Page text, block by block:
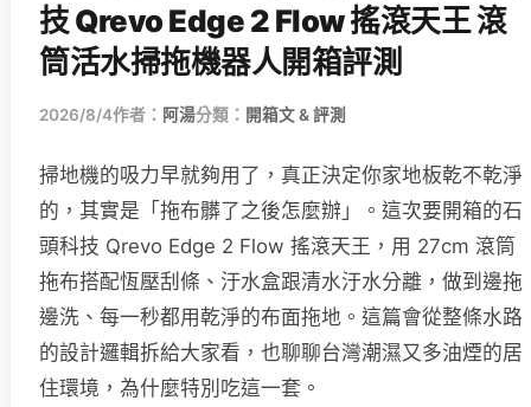
技 Qrevo Edge 2 Flow 搖滾天王 滾
筒活水掃拖機器人開箱評測
2026/8/4作者： 阿湯分類： 開箱文 & 評測
掃地機的吸力早就夠用了，真正決定你家地板乾不乾淨
的，其實是「拖布髒了之後怎麼辦」。這次要開箱的石
頭科技 Qrevo Edge 2 Flow 搖滾天王，用 27cm 滾筒
拖布搭配恆壓刮條、汙水盒跟清水汙水分離，做到邊拖
邊洗、每一秒都用乾淨的布面拖地。這篇會從整條水路
的設計邏輯拆給大家看，也聊聊台灣潮濕又多油煙的居
住環境，為什麼特別吃這一套。